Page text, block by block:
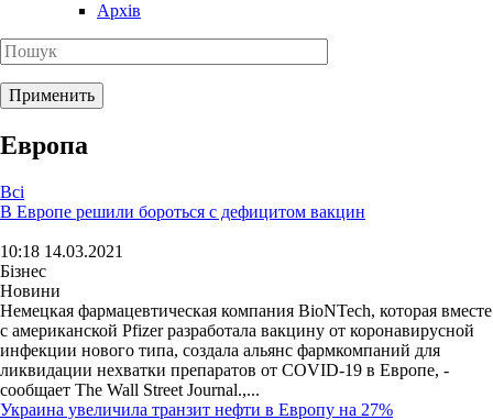
Архів
Европа
Всі
В Европе решили бороться с дефицитом вакцин
10:18 14.03.2021
Бізнес
Новини
Немецкая фармацевтическая компания BioNTech, которая вместе
с американской Pfizer разработала вакцину от коронавирусной
инфекции нового типа, создала альянс фармкомпаний для
ликвидации нехватки препаратов от COVID-19 в Европе, -
сообщает The Wall Street Journal.,...
Украина увеличила транзит нефти в Европу на 27%